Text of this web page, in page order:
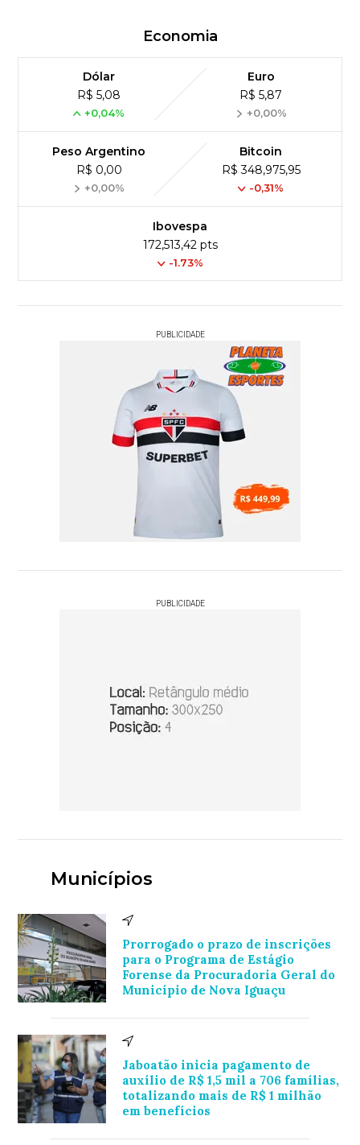
Economia
Dólar
R$ 5,08
+0,04%
Euro
R$ 5,87
+0,00%
Peso Argentino
R$ 0,00
+0,00%
Bitcoin
R$ 348,975,95
-0,31%
Ibovespa
172,513,42 pts
-1.73%
PUBLICIDADE
PUBLICIDADE
Municípios
Prorrogado o prazo de inscrições
para o Programa de Estágio
Forense da Procuradoria Geral do
Município de Nova Iguaçu
Jaboatão inicia pagamento de
auxílio de R$ 1,5 mil a 706 famílias,
totalizando mais de R$ 1 milhão
em benefícios